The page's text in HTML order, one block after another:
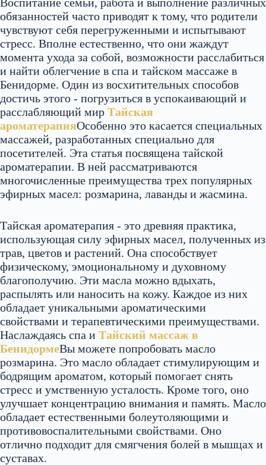
обязанностей часто приводят к тому, что родители
чувствуют себя перегруженными и испытывают
стресс. Вполне естественно, что они жаждут
момента ухода за собой, возможности расслабиться
и найти облегчение в спа и тайском массаже в
Бенидорме. Один из восхитительных способов
достичь этого - погрузиться в успокаивающий и
расслабляющий мир Тайская
ароматерапияОсобенно это касается специальных
массажей, разработанных специально для
посетителей. Эта статья посвящена тайской
ароматерапии. В ней рассматриваются
многочисленные преимущества трех популярных
эфирных масел: розмарина, лаванды и жасмина.
Тайская ароматерапия - это древняя практика,
использующая силу эфирных масел, полученных из
трав, цветов и растений. Она способствует
физическому, эмоциональному и духовному
благополучию. Эти масла можно вдыхать,
распылять или наносить на кожу. Каждое из них
обладает уникальными ароматическими
свойствами и терапевтическими преимуществами.
Наслаждаясь спа и Тайский массаж в
БенидормеВы можете попробовать масло
розмарина. Это масло обладает стимулирующим и
бодрящим ароматом, который помогает снять
стресс и умственную усталость. Кроме того, оно
улучшает концентрацию внимания и память. Масло
обладает естественными болеутоляющими и
противовоспалительными свойствами. Оно
отлично подходит для смягчения болей в мышцах и
суставах.